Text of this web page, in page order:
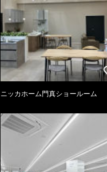
ニッカホーム門真ショールーム